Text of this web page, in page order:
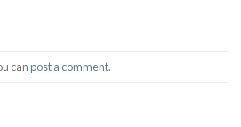
canpost a comment.